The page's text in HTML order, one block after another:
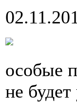
особые
не